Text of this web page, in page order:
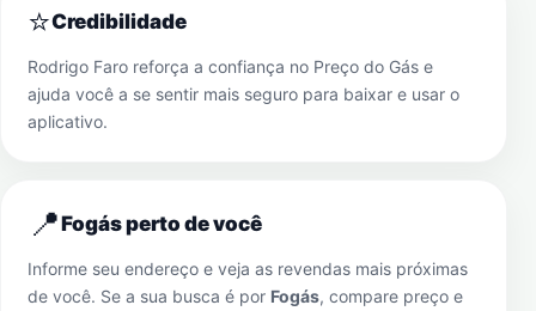
⭐Credibilidade
Rodrigo Faro reforça a confiança no Preço do Gás e
ajuda você a se sentir mais seguro para baixar e usar o
aplicativo.
📍Fogás perto de você
Informe seu endereço e veja as revendas mais próximas
de você. Se a sua busca é por Fogás, compare preço e